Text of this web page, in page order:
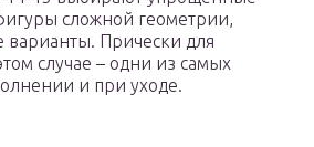
сложной геометрии,
варианты. Прически для
случае – одни из самых
и при уходе.